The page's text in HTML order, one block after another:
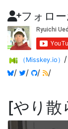
フォロ
（Misskey.io） /
/
/ / /
やり散